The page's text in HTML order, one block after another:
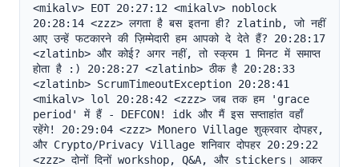
<mikalv> EOT 20:27:12 <mikalv> noblock
20:28:14 <zzz> लगता है बस इतना ही? zlatinb, जो नहीं
आए उन्हें फटकारने की ज़िम्मेदारी हम आपको दे देते हैं? 20:28:17
<zlatinb> और कोई? अगर नहीं, तो स्क्रम 1 मिनट में समाप्त
होता है :) 20:28:27 <zlatinb> ठीक है 20:28:33
<zlatinb> ScrumTimeoutException 20:28:41
<mikalv> lol 20:28:42 <zzz> जब तक हम 'grace
period' में हैं - DEFCON! idk और मैं इस सप्ताहांत वहाँ
रहेंगे! 20:29:04 <zzz> Monero Village शुक्रवार दोपहर,
और Crypto/Privacy Village शनिवार दोपहर 20:29:22
<zzz> दोनों दिनों workshop, Q&A, और stickers। आकर